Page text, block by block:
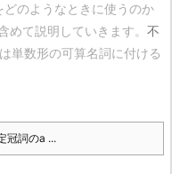
のようなときに使うのか
めて説明していきます。 不
単数形の可算名詞に付ける
冠詞のa ...